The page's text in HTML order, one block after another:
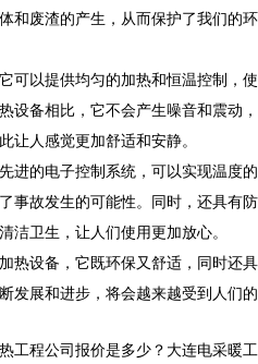
和废渣的产生，从而保护了我们的环
可以提供均匀的加热和恒温控制，使
设备相比，它不会产生噪音和震动，
让人感觉更加舒适和安静。
进的电子控制系统，可以实现温度的
事故发生的可能性。同时，还具有防
洁卫生，让人们使用更加放心。
热设备，它既环保又舒适，同时还具
发展和进步，将会越来越受到人们的
工程公司报价是多少？大连电采暖工